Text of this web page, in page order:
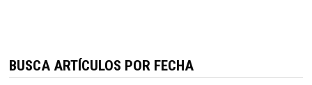
BUSCA ARTÍCULOS POR FECHA